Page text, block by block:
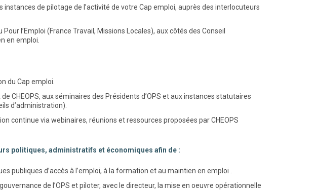
instances de pilotage de l’activité de votre Cap emploi, auprès des interlocuteurs
l’Emploi (France Travail, Missions Locales), aux côtés des Conseil
en emploi.
du Cap emploi.
CHEOPS, aux séminaires des Présidents d’OPS et aux instances statutaires
d’administration).
continue via webinaires, réunions et ressources proposées par CHEOPS
politiques, administratifs et économiques afin de :
publiques d’accès à l’emploi, à la formation et au maintien en emploi .
de l’OPS et piloter, avec le directeur, la mise en oeuvre opérationnelle